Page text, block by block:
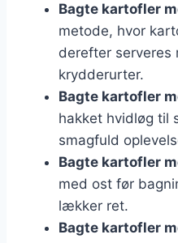
Bagte kartofler
metode, hvor
derefter serveres
krydderurter.
Bagte kartofler
hakket hvidløg til
smagfuld
Bagte kartofler
med ost før
lækker ret.
Bagte kartofler